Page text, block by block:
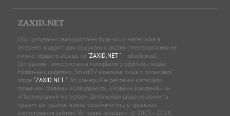
Інтернеті відкриті для пошукових систем гіперпосилання не
нижче першого абзацу на"ZAXID.NET "— обов’язкові.
Цитування і використання матеріалів у оффлайн-медіа,
Мобільних додатках, SmartTV можливе лише з письмової
згоди"ZAXID.NET ". Всі комерційні рекламні матеріали
позначені словами «Спецпроєкт», «Новини компаній» чи
«Партнерський матеріал». Детальніше щодо реклами та
правил цитування можна ознайомитись в правилах
користування сайтом. Усі права захищені. © 2005—2026,
ТОВ “ЗАХІД.НЕТ”,"ZAXID.NET ".